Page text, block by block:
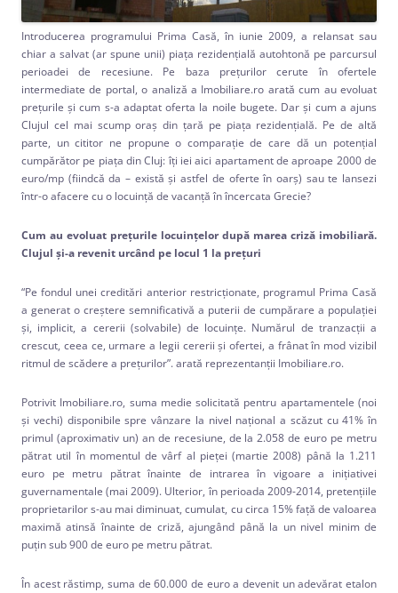
Introducerea programului Prima Casă, în iunie 2009, a relansat sau
chiar a salvat (ar spune unii) piața rezidențială autohtonă pe parcursul
perioadei de recesiune. Pe baza preţurilor cerute în ofertele
intermediate de portal, o analiză a Imobiliare.ro arată cum au evoluat
preţurile şi cum s-a adaptat oferta la noile bugete. Dar şi cum a ajuns
Clujul cel mai scump oraş din ţară pe piaţa rezidenţială. Pe de altă
parte, un cititor ne propune o comparaţie de care dă un potenţial
cumpărător pe piaţa din Cluj: îţi iei aici apartament de aproape 2000 de
euro/mp (fiindcă da – există şi astfel de oferte în oarş) sau te lansezi
într-o afacere cu o locuinţă de vacanţă în încercata Grecie?
Cum au evoluat preţurile locuinţelor după marea criză imobiliară.
Clujul şi-a revenit urcând pe locul 1 la preţuri
“Pe fondul unei creditări anterior restricționate, programul Prima Casă
a generat o creștere semnificativă a puterii de cumpărare a populației
și, implicit, a cererii (solvabile) de locuințe. Numărul de tranzacții a
crescut, ceea ce, urmare a legii cererii și ofertei, a frânat în mod vizibil
ritmul de scădere a prețurilor”. arată reprezentanţii Imobiliare.ro.
Potrivit Imobiliare.ro, suma medie solicitată pentru apartamentele (noi
și vechi) disponibile spre vânzare la nivel național a scăzut cu 41% în
primul (aproximativ un) an de recesiune, de la 2.058 de euro pe metru
pătrat util în momentul de vârf al pieței (martie 2008) până la 1.211
euro pe metru pătrat înainte de intrarea în vigoare a inițiativei
guvernamentale (mai 2009). Ulterior, în perioada 2009-2014, pretențiile
proprietarilor s-au mai diminuat, cumulat, cu circa 15% față de valoarea
maximă atinsă înainte de criză, ajungând până la un nivel minim de
puțin sub 900 de euro pe metru pătrat.
În acest răstimp, suma de 60.000 de euro a devenit un adevărat etalon